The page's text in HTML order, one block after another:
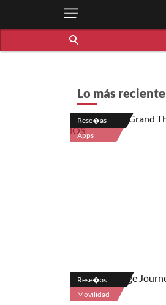
Lo más reciente
Rese�as
Apps
Rese�as
Movilidad